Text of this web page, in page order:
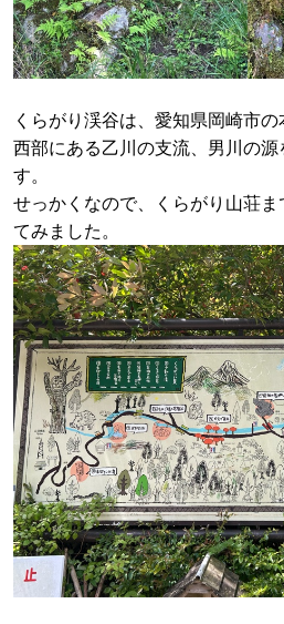
くらがり渓谷は、愛知県岡崎市
西部にある乙川の支流、男川の
す。
せっかくなので、くらがり山荘
てみました。